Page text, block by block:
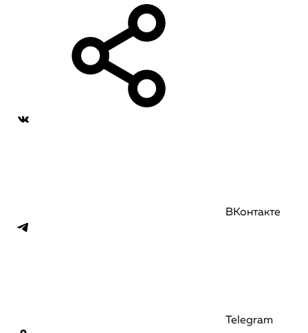
ВКонтакте
Telegram